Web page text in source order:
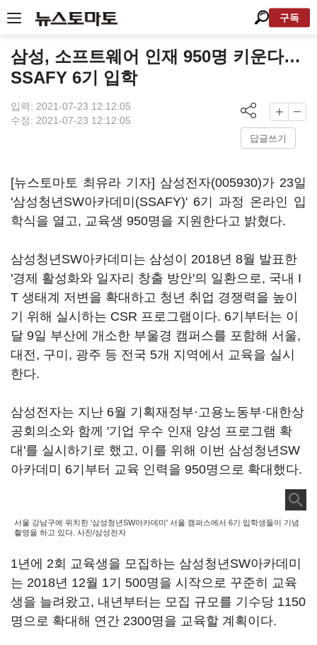
구독
삼성, 소프트웨어 인재 950명 키운다…
SSAFY 6기 입학
입력: 2021-07-23 12:12:05
수정: 2021-07-23 12:12:05
답글쓰기
[뉴스토마토 최유라 기자] 삼성전자(005930)가 23일
'삼성청년SW아카데미(SSAFY)' 6기 과정 온라인 입
학식을 열고, 교육생 950명을 지원한다고 밝혔다.
삼성청년SW아카데미는 삼성이 2018년 8월 발표한
'경제 활성화와 일자리 창출 방안'의 일환으로, 국내 I
T 생태계 저변을 확대하고 청년 취업 경쟁력을 높이
기 위해 실시하는 CSR 프로그램이다. 6기부터는 이
달 9일 부산에 개소한 부울경 캠퍼스를 포함해 서울,
대전, 구미, 광주 등 전국 5개 지역에서 교육을 실시
한다.
삼성전자는 지난 6월 기획재정부·고용노동부·대한상
공회의소와 함께 '기업 우수 인재 양성 프로그램 확
대'를 실시하기로 했고, 이를 위해 이번 삼성청년SW
아카데미 6기부터 교육 인력을 950명으로 확대했다.
서울 강남구에 위치한 '삼성청년SW아카데미' 서울 캠퍼스에서 6기 입학생들이 기념
촬영을 하고 있다. 사진/삼성전자
1년에 2회 교육생을 모집하는 삼성청년SW아카데미
는 2018년 12월 1기 500명을 시작으로 꾸준히 교육
생을 늘려왔고, 내년부터는 모집 규모를 기수당 1150
명으로 확대해 연간 2300명을 교육할 계획이다.